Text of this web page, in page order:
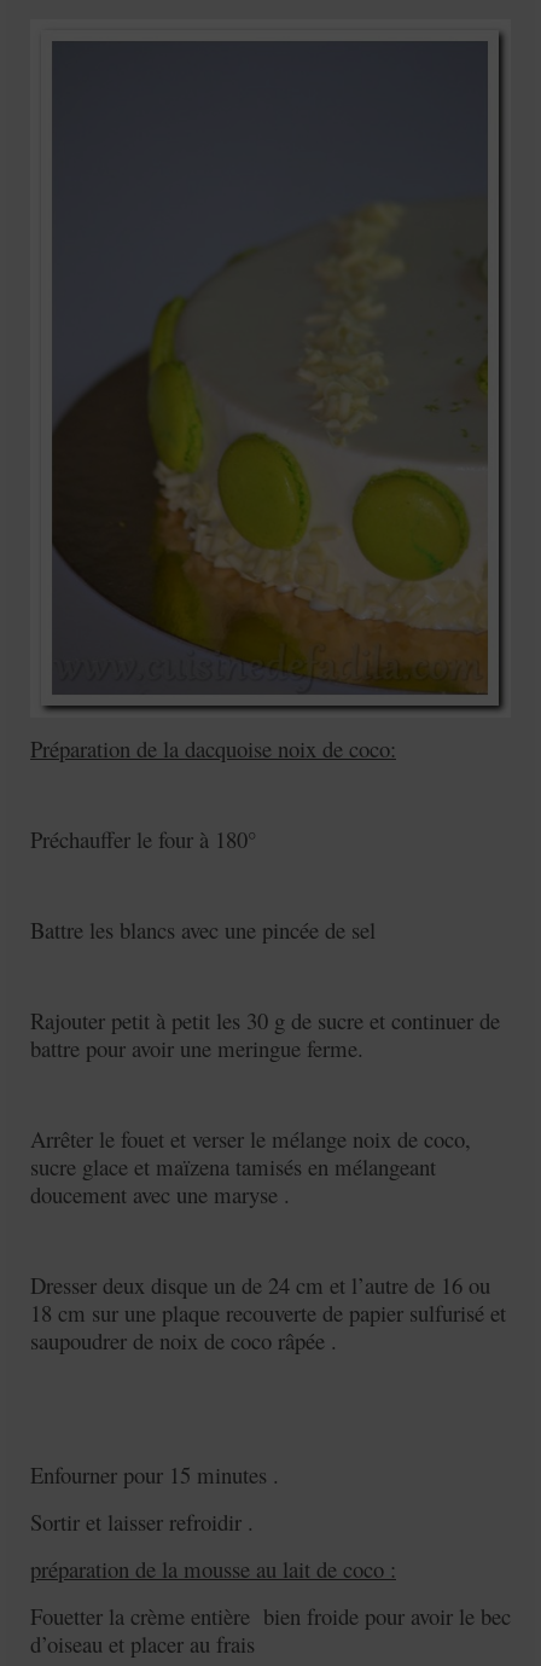
Préparation de la dacquoise noix de coco:
Préchauffer le four à 180°
Battre les blancs avec une pincée de sel
Rajouter petit à petit les 30 g de sucre et continuer de
battre pour avoir une meringue ferme.
Arrêter le fouet et verser le mélange noix de coco,
sucre glace et maïzena tamisés en mélangeant
doucement avec une maryse .
Dresser deux disque un de 24 cm et l’autre de 16 ou
18 cm sur une plaque recouverte de papier sulfurisé et
saupoudrer de noix de coco râpée .
Enfourner pour 15 minutes .
Sortir et laisser refroidir .
préparation de la mousse au lait de coco :
Fouetter la crème entière bien froide pour avoir le bec
d’oiseau et placer au frais